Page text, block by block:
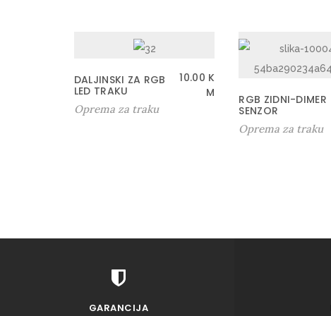
DALJINSKI ZA RGB
LED TRAKU
10.00 K
M
Oprema za traku
RGB ZIDNI-DIMER
SENZOR
Oprema za traku
GARANCIJA